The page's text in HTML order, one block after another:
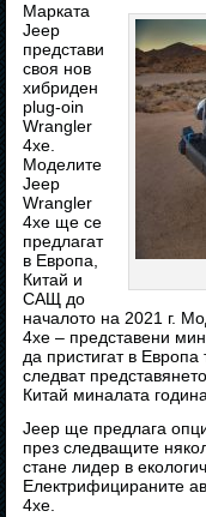
Марката
Jeep
представи
своя нов
хибриден
plug-oin
Wrangler
4xe.
Моделите
Jeep
Wrangler
4xe ще се
предлагат
в Европа,
Китай и
САЩ до
началото на 2021 г.
4xe – представени
да пристигат в
следват
Китай миналата
Jeep ще предлага
през следващите
стане лидер в
Електрифицираните
4xe.